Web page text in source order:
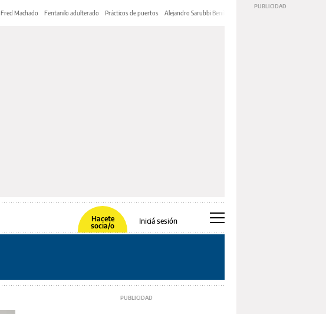
Fred Machado Fentanilo adulterado Prácticos de puertos Alejandro Sarubbi Benítez
Hacete
socia/o
Iniciá sesión